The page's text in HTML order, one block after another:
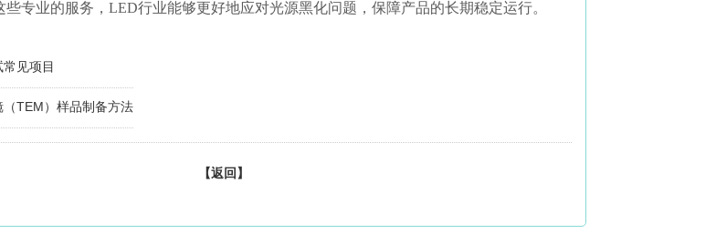
专业的服务，LED行业能够更好地应对光源黑化问题，保障产品的长期稳定运行。
见项目
（TEM）样品制备方法
【返回】